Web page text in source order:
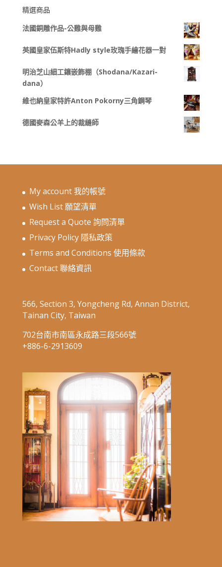
精選商品
法國銅雕作品-公雞與母雞
英國皇家伍斯特Hadly style玫瑰手繪花器一對
明治芝山細工鑲嵌飾棚（Shodana/Kazari-
dana）
維也納皇家特許Anton Pokorny三角鋼琴
德國麥森公羊上的裁縫師
My account 我的帳號
Wish List 願望清單
Request a Quote 詢問清單
Privacy Policy 隱私政策
Terms and Conditions 使用條款
Contact 聯絡資訊
566, Section 3, Yongcheng Rd, Annan District,
Tainan City, Taiwan
702台南市南區永成路三段566號
+886-6-2913609